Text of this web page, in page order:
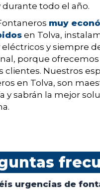
durante todo el año.
muy
en Tolva,
eléctricos y siempre
porque
clientes. Nuestros
en Tolva, son
y sabrán la mejor
urgencias de